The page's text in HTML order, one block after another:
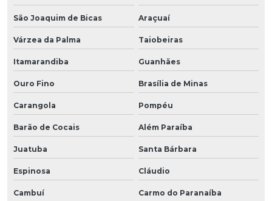
São Joaquim de Bicas Araçuaí
Várzea da Palma Taiobeiras
Itamarandiba Guanhães
Ouro Fino Brasília de Minas
Carangola Pompéu
Barão de Cocais Além Paraíba
Juatuba Santa Bárbara
Espinosa Cláudio
Cambuí Carmo do Paranaíba